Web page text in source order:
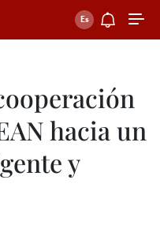
hacia un
y